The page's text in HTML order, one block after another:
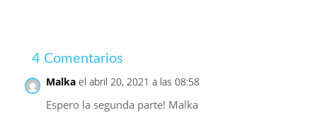
4 Comentarios
Malka el abril 20, 2021 a las 08:58
Espero la segunda parte! Malka